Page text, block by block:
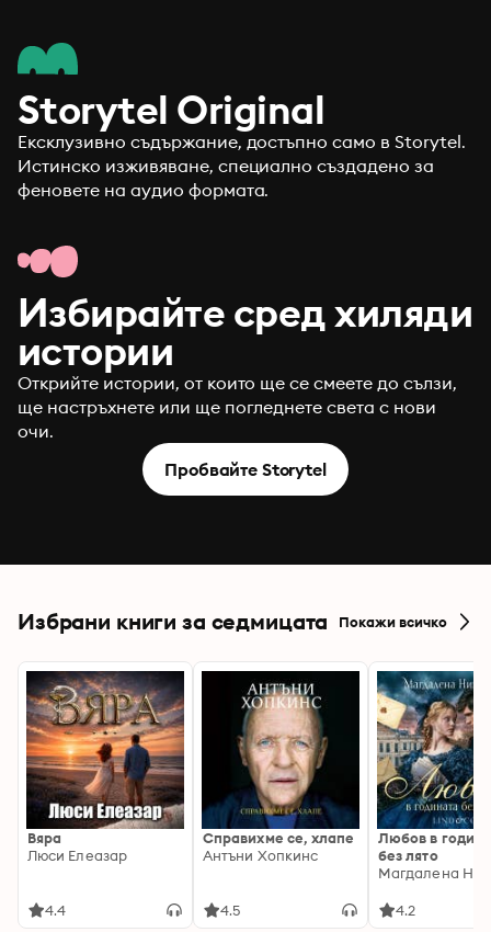
Storytel Original
Ексклузивно съдържание, достъпно само в Storytel.
Истинско изживяване, специално създадено за
феновете на аудио формата.
Избирайте сред хиляди
истории
Открийте истории, от които ще се смеете до сълзи,
ще настръхнете или ще погледнете света с нови
очи.
Пробвайте Storytel
Избрани книги за седмицата Покажи всичко
Вяра
Люси Елеазар
4.4
Справихме се, хлапе
Антъни Хопкинс
4.5
Любов в
без лято
Магдалена
4.2